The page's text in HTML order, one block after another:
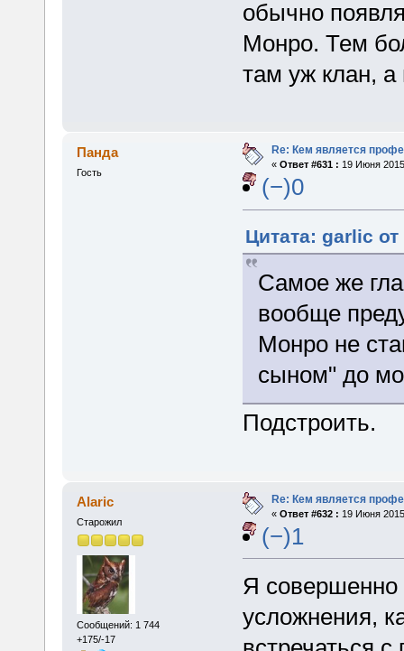
обычно
Монро. Тем
там уж клан, а
Панда
Гость
Re: Кем является
« Ответ #631 : 19 Июня
(−)0
Цитата: garlic
Самое же
вообще
Монро не
сыном" до
Подстроить.
Alaric
Старожил
Сообщений: 1 744
+175/-17
Re: Кем является
« Ответ #632 : 19 Июня
(−)1
Я
усложнения,